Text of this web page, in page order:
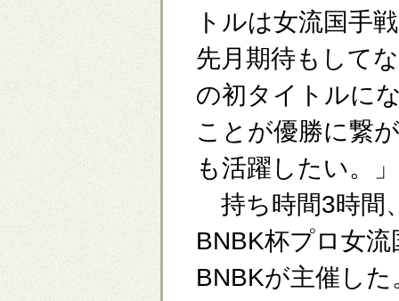
トルは女流国手
先月期待もして
の初タイトルに
ことが優勝に繋
も活躍したい。
持ち時間3時間
BNBK杯プロ女
BNBKが主催した